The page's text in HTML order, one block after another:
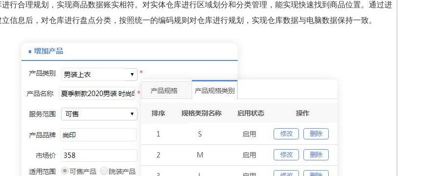
进行合理规划，实现商品数据账实相符。对实体仓库进行区域划分和分类管理，能实现快速找到商品位置。通过进
信息后，对仓库进行盘点分类，按照统一的编码规则对仓库进行规划，实现仓库数据与电脑数据保持一致。